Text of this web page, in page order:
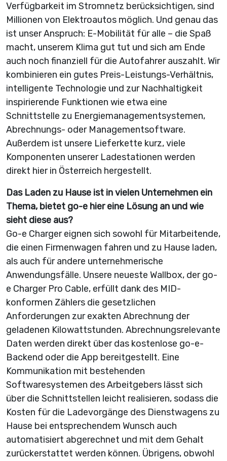
Verfügbarkeit im Stromnetz berücksichtigen, sind
Millionen von Elektroautos möglich. Und genau das
ist unser Anspruch: E-Mobilität für alle – die Spaß
macht, unserem Klima gut tut und sich am Ende
auch noch finanziell für die Autofahrer auszahlt. Wir
kombinieren ein gutes Preis-Leistungs-Verhältnis,
intelligente Technologie und zur Nachhaltigkeit
inspirierende Funktionen wie etwa eine
Schnittstelle zu Energiemanagementsystemen,
Abrechnungs- oder Managementsoftware.
Außerdem ist unsere Lieferkette kurz, viele
Komponenten unserer Lade­stationen werden
direkt hier in Österreich hergestellt.
Das Laden zu Hause ist in vielen Unternehmen ein
Thema, bietet go-e hier eine Lösung an und wie
sieht diese aus?
Go-e Charger eignen sich sowohl für Mitarbeitende,
die einen Firmen­wagen fahren und zu Hause laden,
als auch für andere unternehmerische
Anwendungsfälle. Unsere neueste Wallbox, der go-
e Charger Pro Cable, erfüllt dank des MID-
konformen Zählers die gesetzlichen
Anforderungen zur exakten Abrechnung der
geladenen Kilowattstunden. Abrechnungsrelevante
Daten werden direkt über das kostenlose go-e-
Backend oder die App bereit­gestellt. Eine
Kommunikation mit bestehenden
Softwaresystemen des Arbeitgebers lässt sich
über die Schnittstellen leicht realisieren, sodass die
Kosten für die Ladevorgänge des Dienstwagens zu
Hause bei entsprechendem Wunsch auch
automatisiert abgerechnet und mit dem Gehalt
zurückerstattet werden können. Übrigens, obwohl